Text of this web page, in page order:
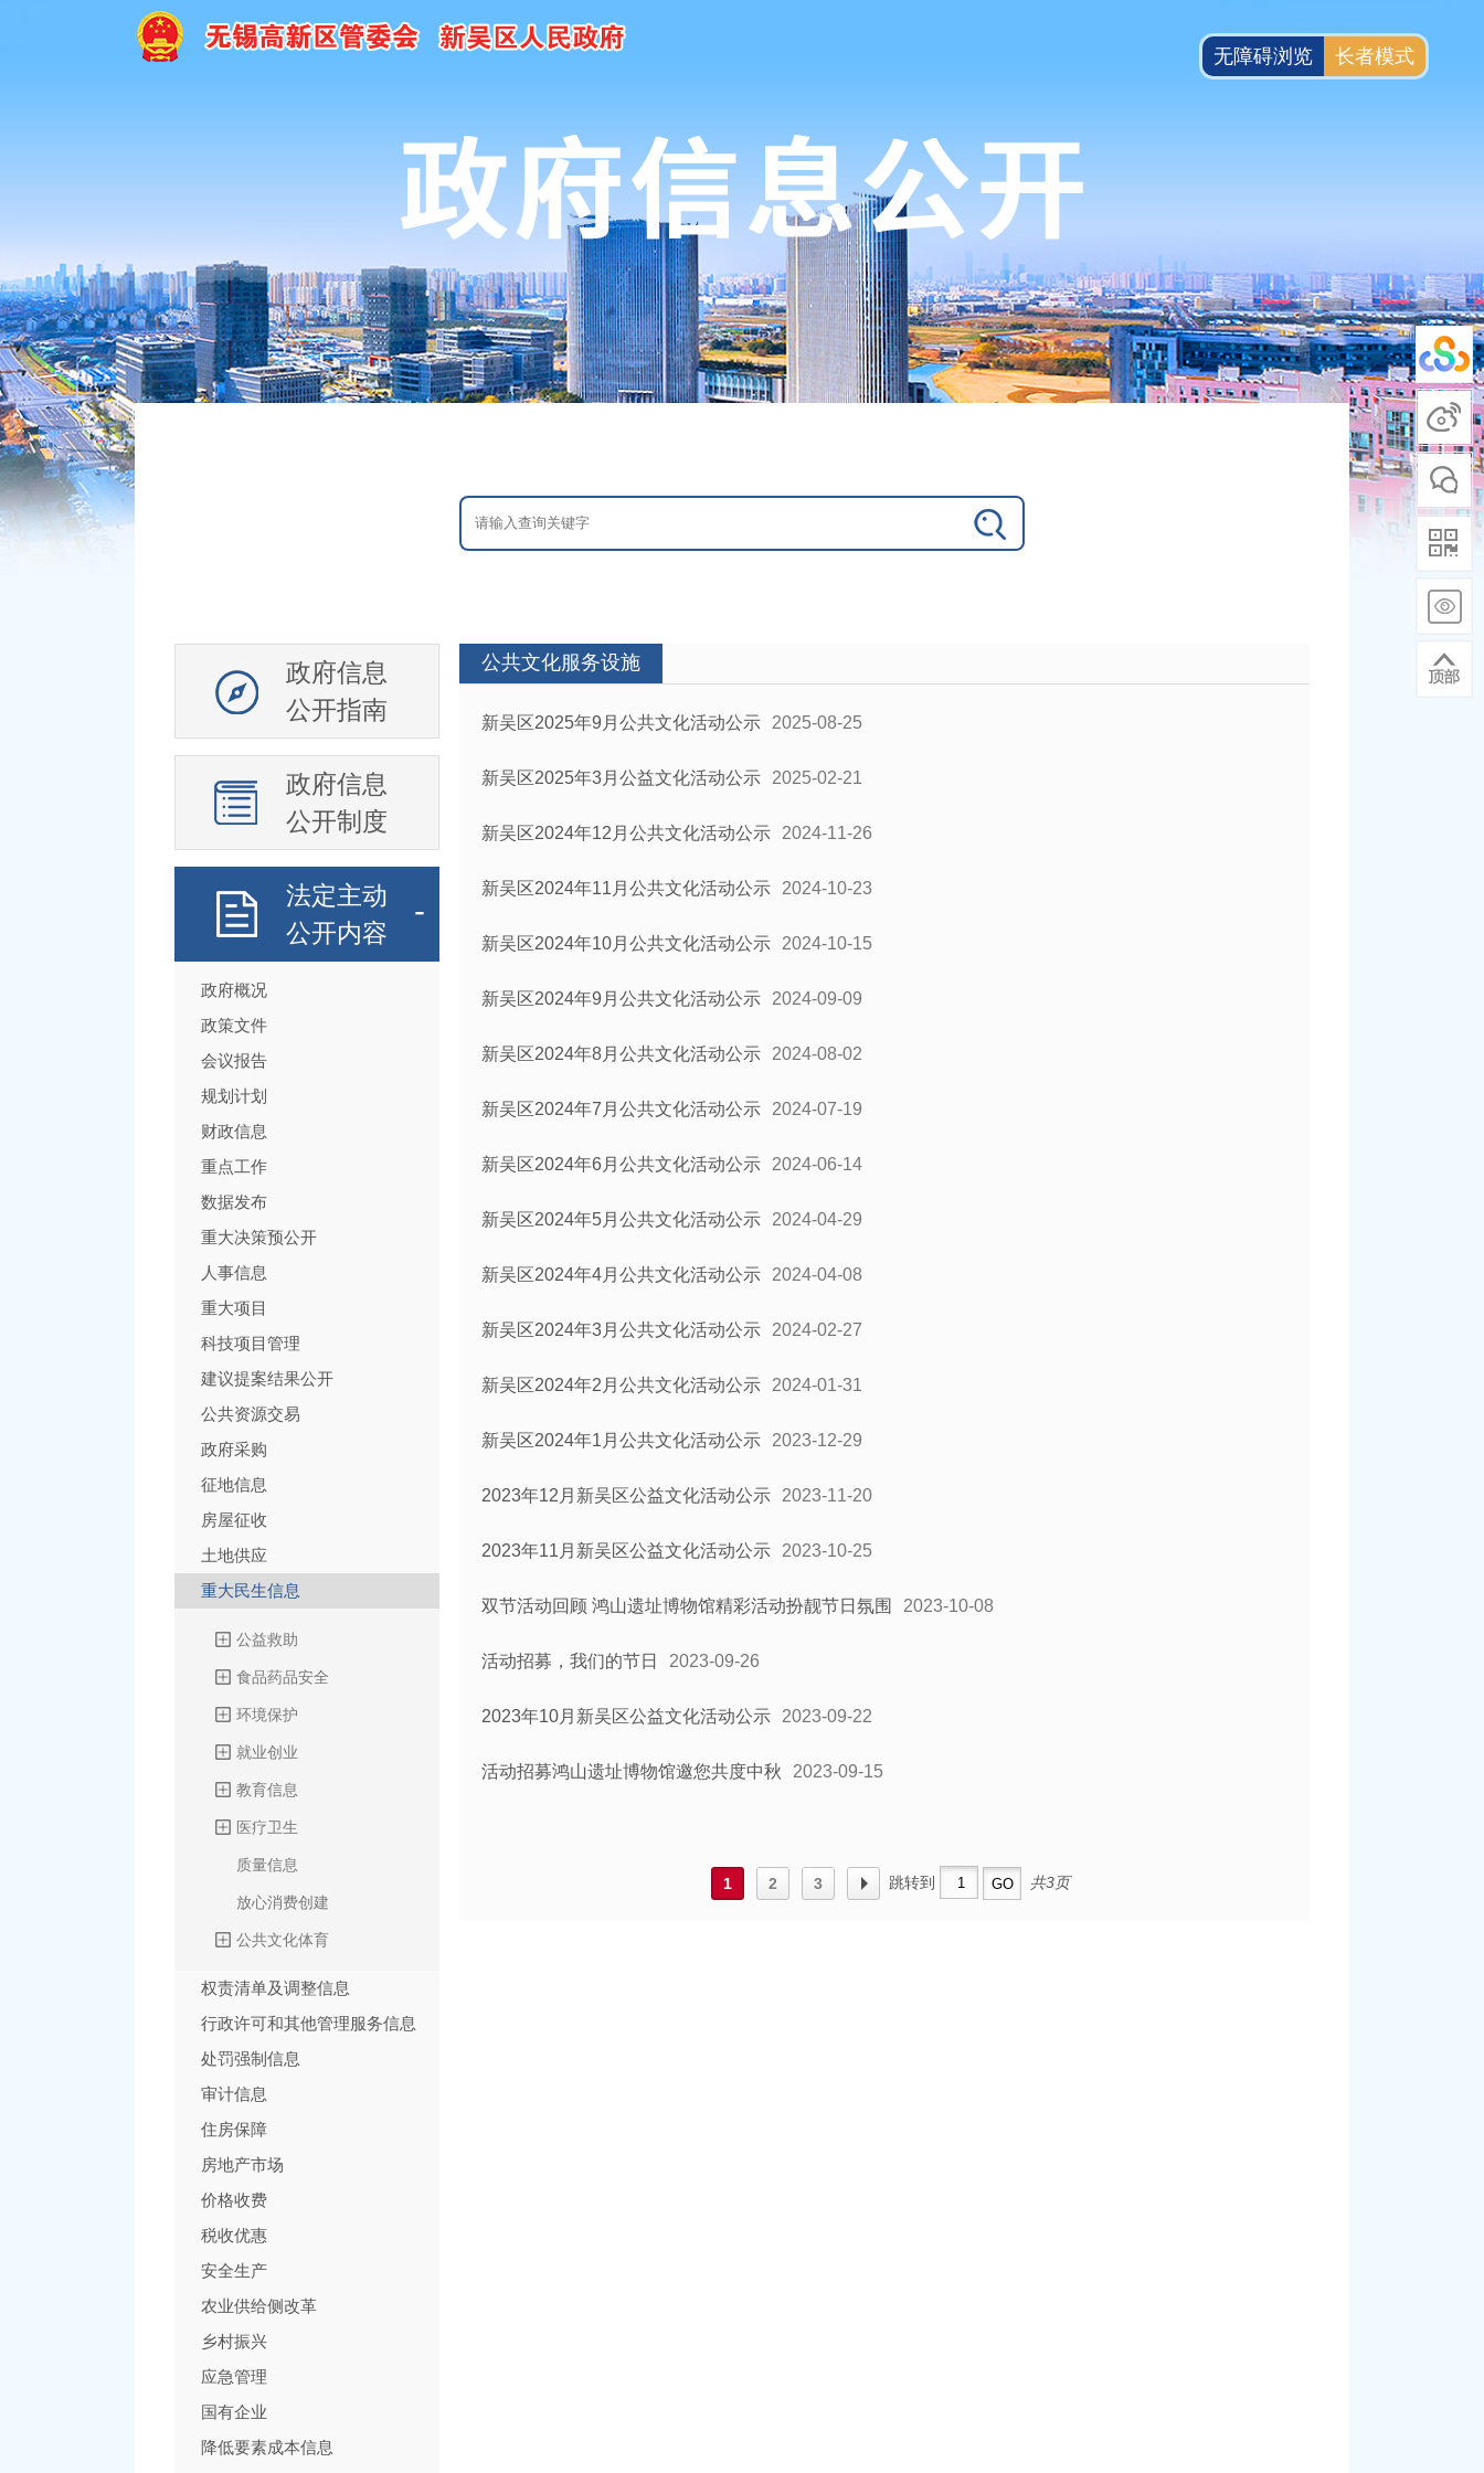
无障碍浏览 长者模式
政府信息
公开指南
政府信息
公开制度
法定主动
公开内容
政府概况
政策文件
会议报告
规划计划
财政信息
重点工作
数据发布
重大决策预公开
人事信息
重大项目
科技项目管理
建议提案结果公开
公共资源交易
政府采购
征地信息
房屋征收
土地供应
重大民生信息
公益救助
食品药品安全
环境保护
就业创业
教育信息
医疗卫生
质量信息
放心消费创建
公共文化体育
权责清单及调整信息
行政许可和其他管理服务信息
处罚强制信息
审计信息
住房保障
房地产市场
价格收费
税收优惠
安全生产
农业供给侧改革
乡村振兴
应急管理
国有企业
降低要素成本信息
公共文化服务设施
新吴区2025年9月公共文化活动公示 2025-08-25
新吴区2025年3月公益文化活动公示 2025-02-21
新吴区2024年12月公共文化活动公示 2024-11-26
新吴区2024年11月公共文化活动公示 2024-10-23
新吴区2024年10月公共文化活动公示 2024-10-15
新吴区2024年9月公共文化活动公示 2024-09-09
新吴区2024年8月公共文化活动公示 2024-08-02
新吴区2024年7月公共文化活动公示 2024-07-19
新吴区2024年6月公共文化活动公示 2024-06-14
新吴区2024年5月公共文化活动公示 2024-04-29
新吴区2024年4月公共文化活动公示 2024-04-08
新吴区2024年3月公共文化活动公示 2024-02-27
新吴区2024年2月公共文化活动公示 2024-01-31
新吴区2024年1月公共文化活动公示 2023-12-29
2023年12月新吴区公益文化活动公示 2023-11-20
2023年11月新吴区公益文化活动公示 2023-10-25
双节活动回顾 鸿山遗址博物馆精彩活动扮靓节日氛围 2023-10-08
活动招募，我们的节日 2023-09-26
2023年10月新吴区公益文化活动公示 2023-09-22
活动招募鸿山遗址博物馆邀您共度中秋 2023-09-15
1 2 3 跳转到 共3页